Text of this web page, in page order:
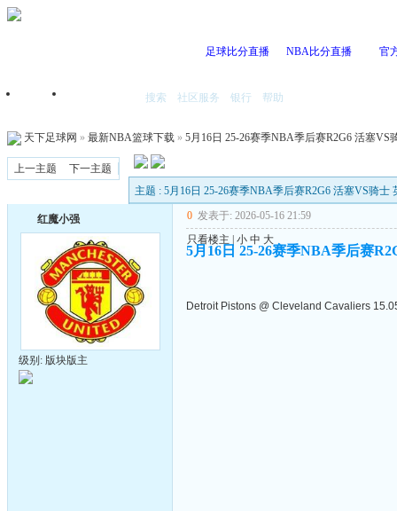
足球比分直播 NBA比分直播 官
首页 搜索 社区服务 银行 帮助
天下足球网 » 最新NBA篮球下载 » 5月16日 25-26赛季NBA季后赛R2G6 活塞VS
上一主题
下一主题
主题 : 5月16日 25-26赛季NBA季后赛R2G6 活塞VS骑士
红魔小强
级别: 版块版主
0 发表于: 2026-05-16 21:59
只看楼主
小 中 大
5月16日 25-26赛季NBA季后赛
Detroit Pistons @ Cleveland Cavaliers